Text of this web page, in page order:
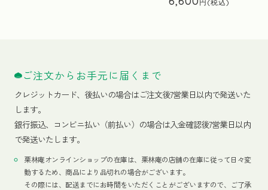
ご注文からお手元に届くまで
クレジットカード、 後払いの場合はご注文後7営業日以内で発送いた
します。
銀行振込、コンビニ払い（前払い）の場合は入金確認後7営業日以内
で発送いたします。
栗林庵オンラインショップの在庫は、栗林庵の店舗の在庫に従って日々変
動するため、商品により品切れの場合がございます。
その際には、配送までにお時間をいただくことがございますので、ご了承